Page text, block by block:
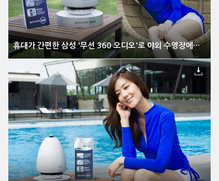
휴대가 간편한 삼성 '무선 360 오디오'로 야외 수영장에서 생생한 음악 즐겨